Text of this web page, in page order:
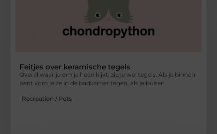
Feitjes over keramische tegels
Overal waar je om je heen kijkt, zie je wel tegels. Als je binnen
bent kom je ze in de badkamer tegen, als je buiten
Recreation / Pets